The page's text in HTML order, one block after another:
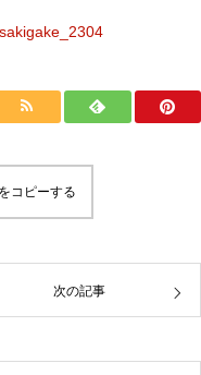
コピーする
次の記事